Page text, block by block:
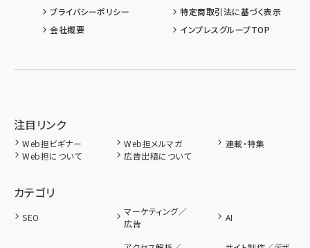
プライバシーポリシー
特定商取引法に基づく表示
会社概要
インプレスグループTOP
注目リンク
Web担ビギナー Web担メルマガ
連載・特集
Web担について
広告出稿について
カテゴリ
SEO
マーケティング／
広告
AI